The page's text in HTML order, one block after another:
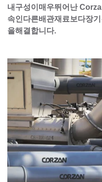
내구성이매우뛰어난
속인다른배관재료보다장
을해결합니다.